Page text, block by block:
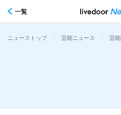
一覧
ニューストップ > 芸能ニュース > 芸